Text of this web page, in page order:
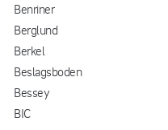
Benriner
Berglund
Berkel
Beslagsboden
Bessey
BIC